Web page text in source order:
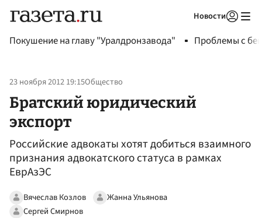
Новости
Покушение на главу "Уралдронзавода" Проблемы с
23 ноября 2012 19:15Общество
Братский юридический
экспорт
Российские адвокаты хотят добиться взаимного
признания адвокатского статуса в рамках
ЕврАзЭС
Вячеслав Козлов
Жанна Ульянова
Сергей Смирнов